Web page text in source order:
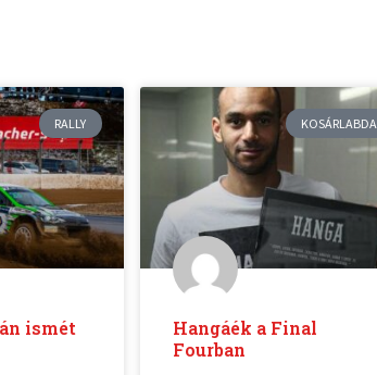
RALLY
ismét
KOSÁRLABDA
Hangáék a Final
Fourban